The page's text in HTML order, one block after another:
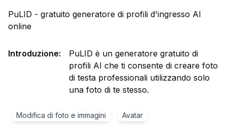
PuLID - gratuito generatore di profili d'ingresso AI
online
Introduzione:
PuLID è un generatore gratuito di
profili AI che ti consente di creare foto
di testa professionali utilizzando solo
una foto di te stesso.
Modifica di foto e immagini Avatar